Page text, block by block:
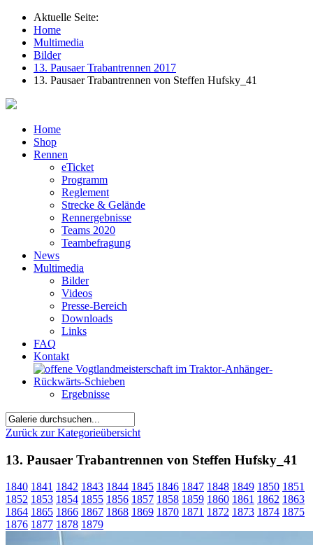
Aktuelle Seite:
Home
Multimedia
Bilder
13. Pausaer Trabantrennen 2017
13. Pausaer Trabantrennen von Steffen Hufsky_41
Home
Shop
Rennen
eTicket
Programm
Reglement
Strecke & Gelände
Rennergebnisse
Teams 2020
Teambefragung
News
Multimedia
Bilder
Videos
Presse-Bereich
Downloads
Links
FAQ
Kontakt
Ergebnisse
Zurück zur Kategorieübersicht
13. Pausaer Trabantrennen von Steffen Hufsky_41
1840 1841 1842 1843 1844 1845 1846 1847 1848 1849 1850 1851
1852 1853 1854 1855 1856 1857 1858 1859 1860 1861 1862 1863
1864 1865 1866 1867 1868 1869 1870 1871 1872 1873 1874 1875
1876 1877 1878 1879